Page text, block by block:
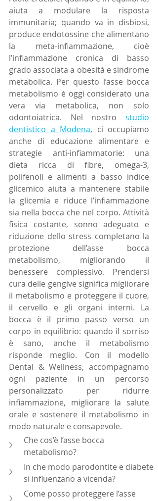
aiuta a modulare la risposta
immunitaria; quando va in disbiosi,
produce endotossine che alimentano
la meta-infiammazione, cioè
l’infiammazione cronica di basso
grado associata a obesità e sindrome
metabolica. Per questo l’asse bocca
metabolismo è oggi considerato una
vera via metabolica, non solo
odontoiatrica. Nel nostro studio
dentistico a Modena, ci occupiamo
anche di educazione alimentare e
strategie anti-infiammatorie: una
dieta ricca di fibre, omega-3,
polifenoli e alimenti a basso indice
glicemico aiuta a mantenere stabile
la glicemia e riduce l’infiammazione
sia nella bocca che nel corpo. Attività
fisica costante, sonno adeguato e
riduzione dello stress completano la
protezione dell’asse bocca
metabolismo, migliorando il
benessere complessivo. Prendersi
cura delle gengive significa migliorare
il metabolismo e proteggere il cuore,
il cervello e gli organi interni. La
bocca è il primo passo verso un
corpo in equilibrio: quando il sorriso
è sano, anche il metabolismo
risponde meglio. Con il modello
Dental & Wellness, accompagnamo
ogni paziente in un percorso
personalizzato per ridurre
infiammazione, migliorare la salute
orale e sostenere il metabolismo in
modo naturale e consapevole.
Che cos’è l’asse bocca
metabolismo?
In che modo parodontite e diabete
si influenzano a vicenda?
Come posso proteggere l’asse